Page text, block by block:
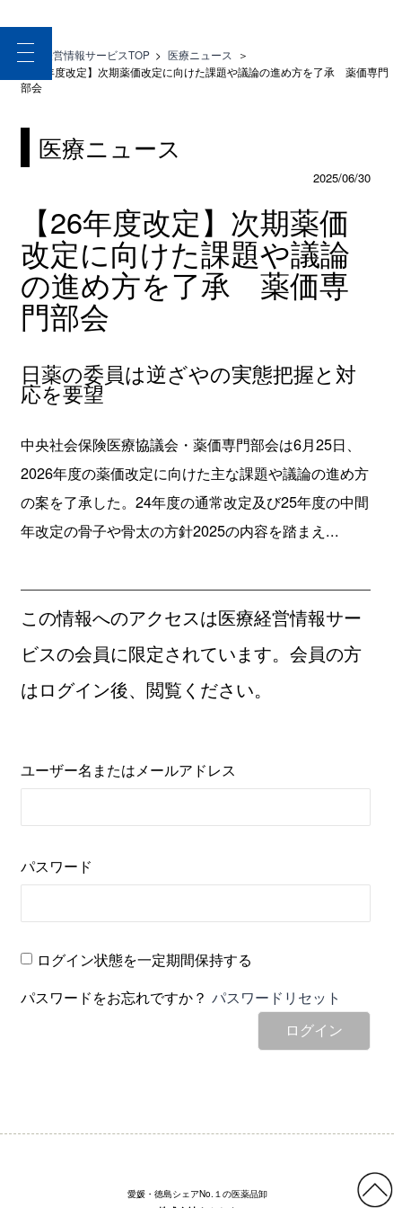
toggle
navigation
医療経営情報サービスTOP > 医療ニュース
＞
【26年度改定】次期薬価改定に向けた課題や議論の進め方を了承 薬価専門
部会
医療ニュース
2025/06/30
【26年度改定】次期薬価
改定に向けた課題や議論
の進め方を了承 薬価専
門部会
日薬の委員は逆ざやの実態把握と対
応を要望
中央社会保険医療協議会・薬価専門部会は6月25日、
2026年度の薬価改定に向けた主な課題や議論の進め方
の案を了承した。24年度の通常改定及び25年度の中間
年改定の骨子や骨太の方針2025の内容を踏まえ...
この情報へのアクセスは医療経営情報サー
ビスの会員に限定されています。会員の方
はログイン後、閲覧ください。
ユーザー名またはメールアドレス
パスワード
ログイン状態を一定期間保持する
パスワードをお忘れですか？パスワードリセット
ログイン
愛媛・徳島シェアNo.１の医薬品卸